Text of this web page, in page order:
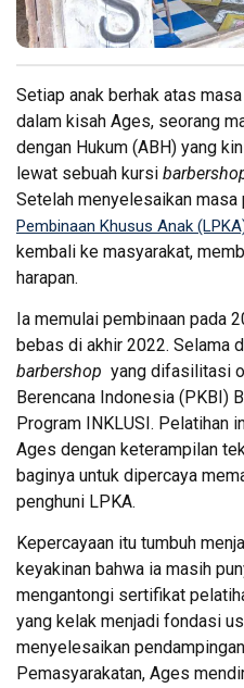
Setiap anak berhak atas
dalam kisah Ages, seorang
dengan Hukum (ABH) yang
lewat sebuah kursi
Setelah menyelesaikan masa
Pembinaan Khusus Anak
kembali ke masyarakat,
harapan.
Ia memulai pembinaan pada
bebas di akhir 2022. Selama
barbershop yang difasilitasi
Berencana Indonesia (PKBI)
Program INKLUSI. Pelatihan
Ages dengan keterampilan
baginya untuk dipercaya
penghuni LPKA.
Kepercayaan itu tumbuh
keyakinan bahwa ia masih
mengantongi sertifikat
yang kelak menjadi fondasi
menyelesaikan
Pemasyarakatan, Ages